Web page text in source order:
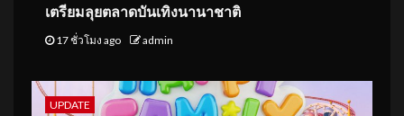
เตรียมลุยตลาดบันเทิงนานาชาติ
17 ชั่วโมง ago admin
UPDATE